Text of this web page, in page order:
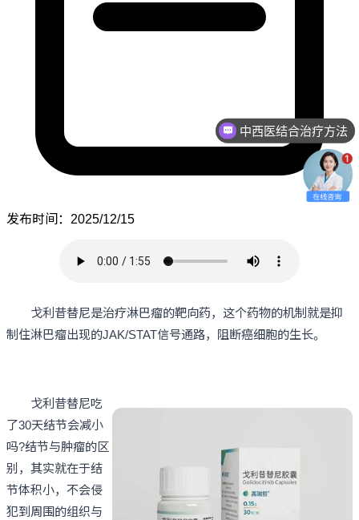
发布时间：2025/12/15
戈利昔替尼是治疗淋巴瘤的靶向药，这个药物的机制就是抑
制住淋巴瘤出现的JAK/STAT信号通路，阻断癌细胞的生长。
戈利昔替尼吃
了30天结节会减小
吗?结节与肿瘤的区
别，其实就在于结
节体积小，不会侵
犯到周围的组织与
中西医结合治疗方法